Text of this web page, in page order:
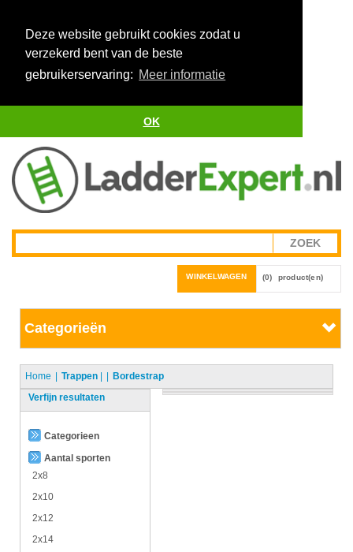
Deze website gebruikt cookies zodat u
verzekerd bent van de beste
gebruikerservaring: Meer informatie
OK
WINKELWAGEN (0) product(en)
Categorieën
Home Trappen |
Bordestrap
Verfijn resultaten
Categorieen
Aantal sporten
2x8
2x10
2x12
2x14